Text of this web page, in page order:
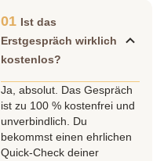
01 Ist das
Erstgespräch wirklich
kostenlos?
Ja, absolut. Das Gespräch
ist zu 100 % kostenfrei und
unverbindlich. Du
bekommst einen ehrlichen
Quick-Check deiner